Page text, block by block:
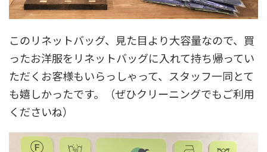
このリネットバッグ、見た目より大容量なので、買
ったお洋服をリネットバッグに入れて持ち帰ってい
ただくお客様もいらっしゃって、スタッフ一同とて
も嬉しかったです。（ぜひクリーニングでもご利用
くださいね）